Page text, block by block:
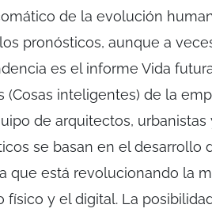
de la evolución
pronósticos, aunque a
es el informe Vida
(Cosas inteligentes) de la
de arquitectos,
se basan en el desarrollo
que está revolucionando la
físico y el digital. La